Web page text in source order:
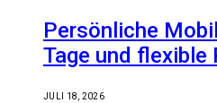
Persönliche
Tage und flexible
JULI 18, 2026